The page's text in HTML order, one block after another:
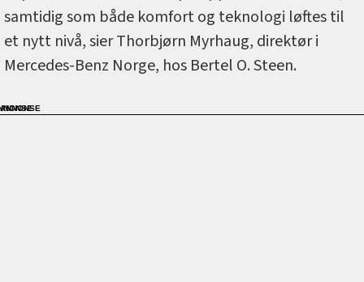
samtidig som både komfort og teknologi løftes til
et nytt nivå, sier Thorbjørn Myrhaug, direktør i
Mercedes-Benz Norge, hos Bertel O. Steen.